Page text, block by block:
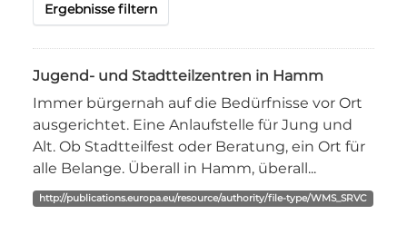
Ergebnisse filtern
Jugend- und Stadtteilzentren in Hamm
Immer bürgernah auf die Bedürfnisse vor Ort
ausgerichtet. Eine Anlaufstelle für Jung und
Alt. Ob Stadtteilfest oder Beratung, ein Ort für
alle Belange. Überall in Hamm, überall...
http://publications.europa.eu/resource/authority/file-type/WMS_SRVC